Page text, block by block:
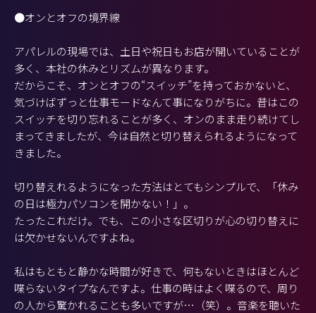
●オンとオフの境界線
アパレルの現場では、土日や祝日もお店が開いていることが
多く、本社の休みとリズムが異なります。
だからこそ、オンとオフの“スイッチ”を持っておかないと、
気づけばずっと仕事モードなんて事になりがちに。昔はこの
スイッチを切り忘れることが多く、オンのまま走り続けてし
まってきましたが、今は自然と切り替えられるようになって
きました。
切り替えれるようになった方法はとてもシンプルで、「休み
の日は極力パソコンを開かない！」。
たったこれだけ。でも、この小さな区切りが心の切り替えに
は欠かせないんですよね。
私はもともと静かな時間が好きで、何もないときはほとんど
喋らないタイプなんですよ。仕事の時はよく喋るので、周り
の人から驚かれることも多いですが…（笑）。音楽を聴いた